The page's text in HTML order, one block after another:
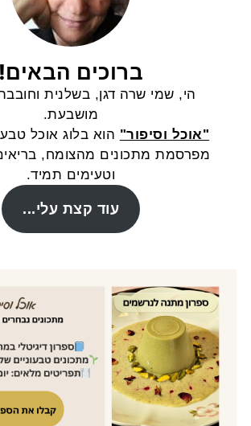
ברוכים הבאים!
הי, שמי שרה דגן, בשלנית
מושבעת.
"אוכל וסיפור" הוא בלוג אוכל
מפרסמת מתכונים מהצומח,
וטעימים תמיד.
עוד קצת עלי...